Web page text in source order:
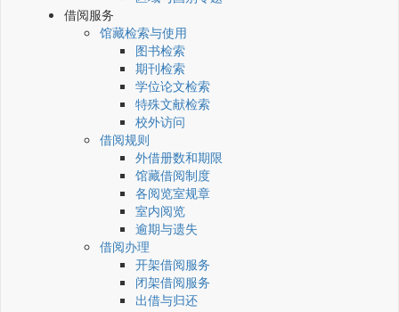
借阅服务
馆藏检索与使用
图书检索
期刊检索
学位论文检索
特殊文献检索
校外访问
借阅规则
外借册数和期限
馆藏借阅制度
各阅览室规章
室内阅览
逾期与遗失
借阅办理
开架借阅服务
闭架借阅服务
出借与归还